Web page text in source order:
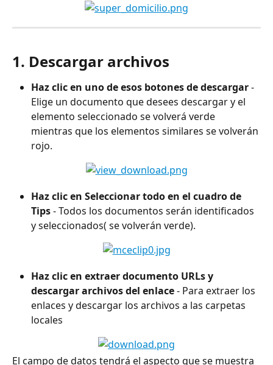
1. Descargar archivos
Haz clic en uno de esos botones de descargar -
Elige un documento que desees descargar y el
elemento seleccionado se volverá verde
mientras que los elementos similares se volverán
rojo.
Haz clic en Seleccionar todo en el cuadro de
Tips - Todos los documentos serán identificados
y seleccionados( se volverán verde).
Haz clic en extraer documento URLs y
descargar archivos del enlace - Para extraer los
enlaces y descargar los archivos a las carpetas
locales
El campo de datos tendrá el aspecto que se muestra